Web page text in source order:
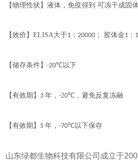
【物理性状】液体，免疫得到 可冻干成固
【效价】ELISA大于1 ：20000 ； 胶体金1 ：
【储存条件】-20℃以下
【有效期】 3年，-20℃ ，避免反复冻融
【有效期】 5年，-70℃以下保存
山东绿都生物科技有限公司成立于